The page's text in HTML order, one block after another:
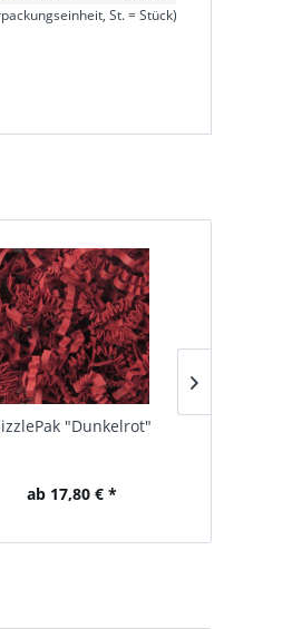
St. = Stück)
"Dunkelrot"
ab 17,80 € *